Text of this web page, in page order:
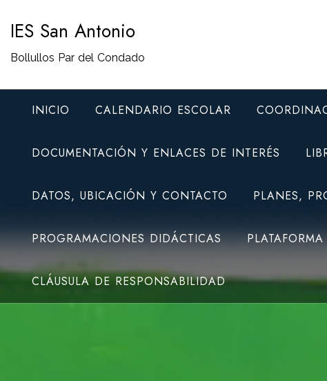
contenido
IES San Antonio
Bollullos Par del Condado
INICIO CALENDARIO ESCOLAR
DOCUMENTACIÓN Y ENLACES DE INTERÉS
DATOS, UBICACIÓN Y CONTACTO PLANES,
PROGRAMACIONES DIDÁCTICAS
CLÁUSULA DE RESPONSABILIDAD